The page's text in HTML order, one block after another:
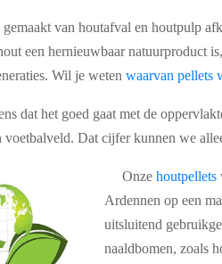
van houtafval en houtpulp
een hernieuwbaar natuurproduct
Wil je weten waarvan pellets
dat het goed gaat met de
voetbalveld. Dat cijfer kunnen we
Onze houtpellets
Ardennen op een
uitsluitend
naaldbomen, zoals